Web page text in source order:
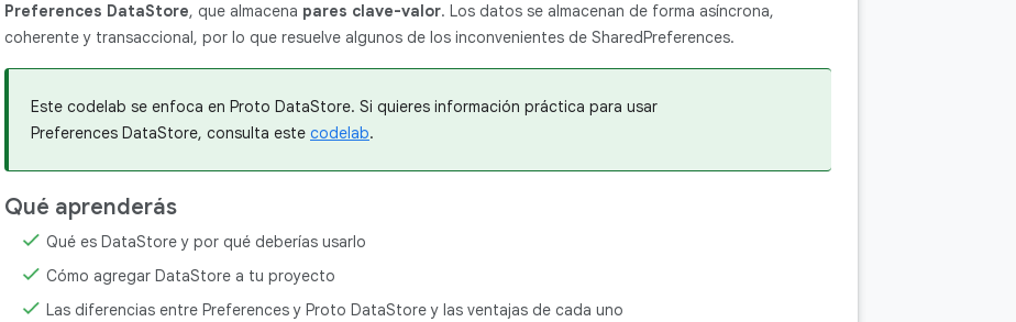
Preferences DataStore, que almacena pares clave-valor. Los datos se almacenan de forma asíncrona,
coherente y transaccional, por lo que resuelve algunos de los inconvenientes de SharedPreferences.
Este codelab se enfoca en Proto DataStore. Si quieres información práctica para usar
Preferences DataStore, consulta este codelab.
Qué aprenderás
Qué es DataStore y por qué deberías usarlo
Cómo agregar DataStore a tu proyecto
Las diferencias entre Preferences y Proto DataStore y las ventajas de cada uno